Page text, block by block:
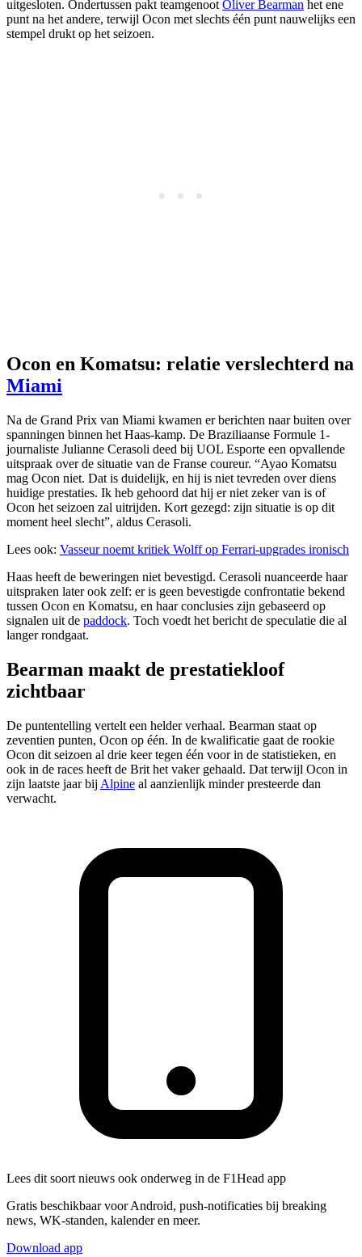
uitgesloten. Ondertussen pakt teamgenoot Oliver Bearman het ene
punt na het andere, terwijl Ocon met slechts één punt nauwelijks een
stempel drukt op het seizoen.
Ocon en Komatsu: relatie verslechterd na
Miami
Na de Grand Prix van Miami kwamen er berichten naar buiten over
spanningen binnen het Haas-kamp. De Braziliaanse Formule 1-
journaliste Julianne Cerasoli deed bij UOL Esporte een opvallende
uitspraak over de situatie van de Franse coureur. “Ayao Komatsu
mag Ocon niet. Dat is duidelijk, en hij is niet tevreden over diens
huidige prestaties. Ik heb gehoord dat hij er niet zeker van is of
Ocon het seizoen zal uitrijden. Kort gezegd: zijn situatie is op dit
moment heel slecht”, aldus Cerasoli.
Lees ook: Vasseur noemt kritiek Wolff op Ferrari-upgrades ironisch
Haas heeft de beweringen niet bevestigd. Cerasoli nuanceerde haar
uitspraken later ook zelf: er is geen bevestigde confrontatie bekend
tussen Ocon en Komatsu, en haar conclusies zijn gebaseerd op
signalen uit de paddock. Toch voedt het bericht de speculatie die al
langer rondgaat.
Bearman maakt de prestatiekloof
zichtbaar
De puntentelling vertelt een helder verhaal. Bearman staat op
zeventien punten, Ocon op één. In de kwalificatie gaat de rookie
Ocon dit seizoen al drie keer tegen één voor in de statistieken, en
ook in de races heeft de Brit het vaker gehaald. Dat terwijl Ocon in
zijn laatste jaar bij Alpine al aanzienlijk minder presteerde dan
verwacht.
Lees dit soort nieuws ook onderweg in de F1Head app
Gratis beschikbaar voor Android, push-notificaties bij breaking
news, WK-standen, kalender en meer.
Download app